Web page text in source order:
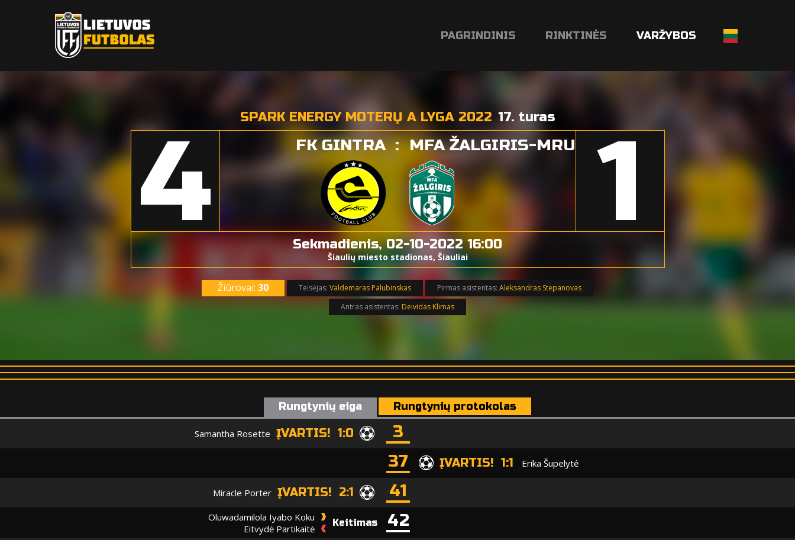
PAGRINDINIS RINKTINĖS VARŽYBOS
SPARK ENERGY MOTERŲ A LYGA 2022 17. turas
4 FK GINTRA : MFA ŽALGIRIS-MRU 1
Sekmadienis, 02-10-2022 16:00
Šiaulių miesto stadionas, Šiauliai
Žiūrovai: 30 Teisėjas: Valdemaras Palubinskas Pirmas asistentas: Aleksandras Stepanovas
Antras asistentas: Deividas Klimas
Rungtynių eiga Rungtynių protokolas
Samantha Rosette ĮVARTIS! 1:0
3
37
ĮVARTIS! 1:1 Erika Šupelytė
Miracle Porter ĮVARTIS! 2:1 41
Oluwadamilola Iyabo Koku
Eitvydė Partikaitė
Keitimas 42